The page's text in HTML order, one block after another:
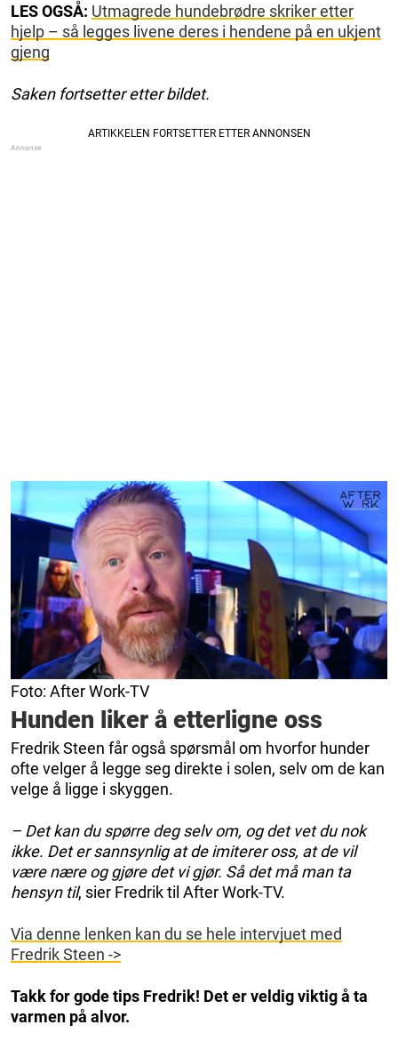
LES OGSÅ: Utmagrede hundebrødre skriker etter
hjelp – så legges livene deres i hendene på en ukjent
gjeng
Saken fortsetter etter bildet.
Foto: After Work-TV
Hunden liker å etterligne oss
Fredrik Steen får også spørsmål om hvorfor hunder
ofte velger å legge seg direkte i solen, selv om de kan
velge å ligge i skyggen.
– Det kan du spørre deg selv om, og det vet du nok
ikke. Det er sannsynlig at de imiterer oss, at de vil
være nære og gjøre det vi gjør. Så det må man ta
hensyn til, sier Fredrik til After Work-TV.
Via denne lenken kan du se hele intervjuet med
Fredrik Steen ->
Takk for gode tips Fredrik! Det er veldig viktig å ta
varmen på alvor.